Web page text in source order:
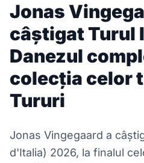
Jonas
câștigat Turul
Danezul
colecția celor
Tururi
Jonas Vingegaard a
d'Italia) 2026, la finalul